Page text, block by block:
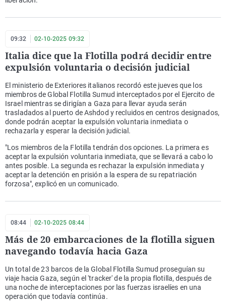
09:32 02-10-2025 09:32
Italia dice que la Flotilla podrá decidir entre
expulsión voluntaria o decisión judicial
El ministerio de Exteriores italianos recordó este jueves que los
miembros de Global Flotilla Sumud interceptados por el Ejercito de
Israel mientras se dirigían a Gaza para llevar ayuda serán
trasladados al puerto de Ashdod y recluidos en centros designados,
donde podrán aceptar la expulsión voluntaria inmediata o
rechazarla y esperar la decisión judicial.
"Los miembros de la Flotilla tendrán dos opciones. La primera es
aceptar la expulsión voluntaria inmediata, que se llevará a cabo lo
antes posible. La segunda es rechazar la expulsión inmediata y
aceptar la detención en prisión a la espera de su repatriación
forzosa", explicó en un comunicado.
08:44 02-10-2025 08:44
Más de 20 embarcaciones de la flotilla siguen
navegando todavía hacia Gaza
Un total de 23 barcos de la Global Flotilla Sumud proseguían su
viaje hacia Gaza, según el 'tracker' de la propia flotilla, después de
una noche de interceptaciones por las fuerzas israelíes en una
operación que todavía continúa.